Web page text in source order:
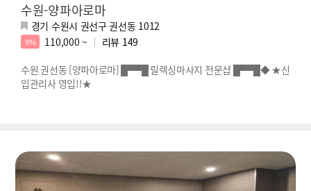
수원-양파아로마
경기 수원시 권선구 권선동 1012
9% 110,000 ~ 리뷰 149
수원 권선동 [양파아로마] █▀▀█ 릴렉싱마사지 전문샵 █▀▀█◆ ★신
입관리사 영입!!★